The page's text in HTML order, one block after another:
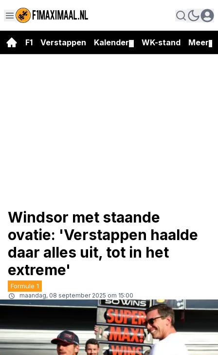
F1 Verstappen Kalender WK-stand Meer
Windsor met staande
ovatie: 'Verstappen haalde
daar alles uit, tot in het
extreme'
Formule 1
maandag, 08 september 2025 om 15:00